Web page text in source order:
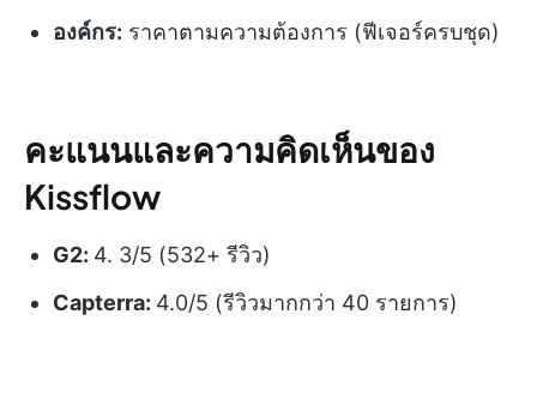
องค์กร: ราคาตามความต้องการ (ฟีเจอร์ครบชุด)
คะแนนและความคิดเห็นของ
Kissflow
G2: 4. 3/5 (532+ รีวิว)
Capterra: 4.0/5 (รีวิวมากกว่า 40 รายการ)